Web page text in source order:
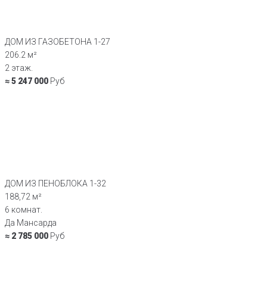
ДОМ ИЗ ГАЗОБЕТОНА 1-27
206.2 м²
2 этаж.
≈ 5 247 000 Руб
ДОМ ИЗ ПЕНОБЛОКА 1-32
188,72 м²
6 комнат.
Да Мансарда
≈ 2 785 000 Руб